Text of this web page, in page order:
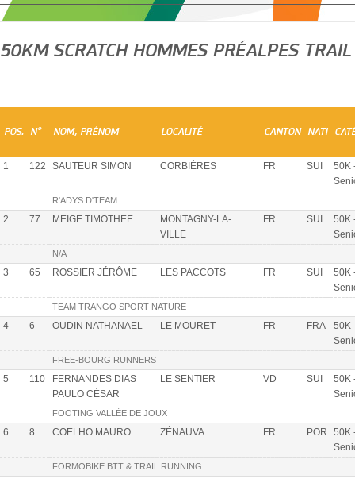
50KM SCRATCH HOMMES PRÉALPES
POS. N° NOM, PRÉNOM LOCALITÉ CANTON NATI
1 122 SAUTEUR SIMON CORBIÈRES FR SUI
50K
R'ADYS D'TEAM
2 77 MEIGE TIMOTHEE
MONTAGNY-LA-
VILLE
FR SUI
50K
N/A
3 65 ROSSIER JÉRÔME LES PACCOTS FR SUI
50K
TEAM TRANGO SPORT NATURE
4 6 OUDIN NATHANAEL LE MOURET FR FRA
50K
FREE-BOURG RUNNERS
5 110
FERNANDES DIAS
PAULO CÉSAR
LE SENTIER VD SUI
50K
FOOTING VALLÉE DE JOUX
6 8 COELHO MAURO ZÉNAUVA FR POR
50K
FORMOBIKE BTT & TRAIL RUNNING